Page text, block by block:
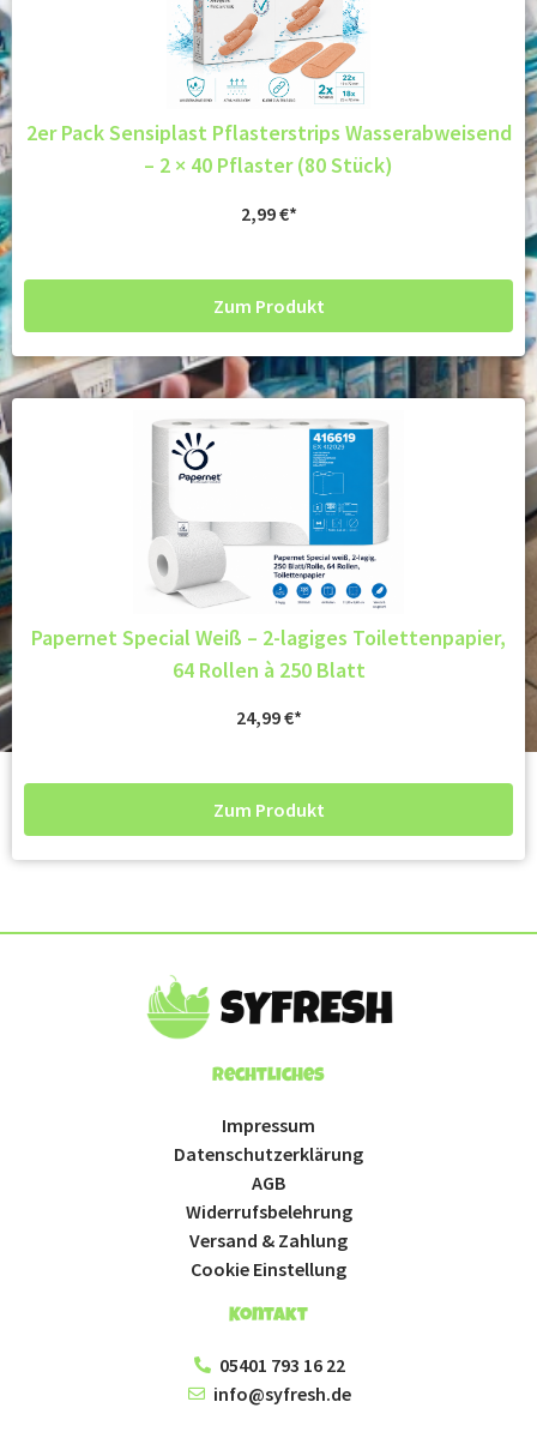
2er Pack Sensiplast Pflasterstrips Wasserabweisend
– 2 × 40 Pflaster (80 Stück)
2,99€
Zum Produkt
Papernet Special Weiß – 2-lagiges Toilettenpapier,
64 Rollen à 250 Blatt
24,99€
Zum Produkt
Rechtliches
Impressum
Datenschutzerklärung
AGB
Widerrufsbelehrung
Versand & Zahlung
Cookie Einstellung
Kontakt
05401 793 16 22
info@syfresh.de